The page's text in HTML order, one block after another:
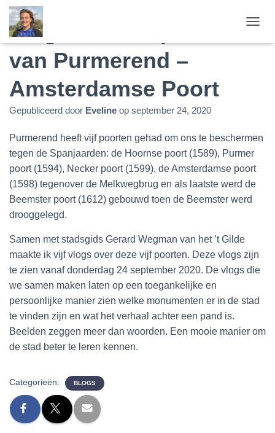
O
I
A
T
I
Vlogs over de poorten
van Purmerend –
Amsterdamse Poort
Gepubliceerd door Eveline op september 24, 2020
Purmerend heeft vijf poorten gehad om ons te beschermen
tegen de Spanjaarden: de Hoornse poort (1589), Purmer
poort (1594), Necker poort (1599), de Amsterdamse poort
(1598) tegenover de Melkwegbrug en als laatste werd de
Beemster poort (1612) gebouwd toen de Beemster werd
drooggelegd.
Samen met stadsgids Gerard Wegman van het ’t Gilde
maakte ik vijf vlogs over deze vijf poorten. Deze vlogs zijn
te zien vanaf donderdag 24 september 2020. De vlogs die
we samen maken laten op een toegankelijke en
persoonlijke manier zien welke monumenten er in de stad
te vinden zijn en wat het verhaal achter een pand is.
Beelden zeggen meer dan woorden. Een mooie manier om
de stad beter te leren kennen.
Categorieën: BLOGS